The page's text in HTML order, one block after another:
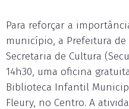
Para reforçar a
município, a Prefeitura de
Secretaria de Cultura
14h30, uma oficina
Biblioteca Infantil
Fleury, no Centro. A